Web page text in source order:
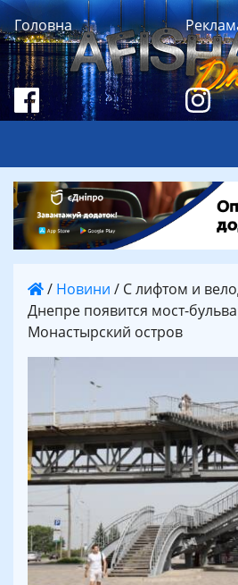
Головна
/ Новини / С лифтом и
Днепре появится мост-
Монастырский остров